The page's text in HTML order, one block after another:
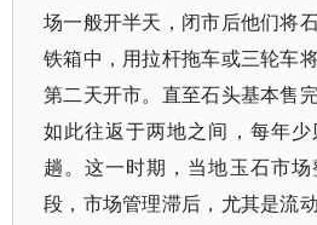
场一般开半天，闭市后他们将
铁箱中，用拉杆拖车或三轮车
第二天开市。直至石头基本售
如此往返于两地之间，每年
趟。这一时期，当地玉石市
段，市场管理滞后，尤其是流